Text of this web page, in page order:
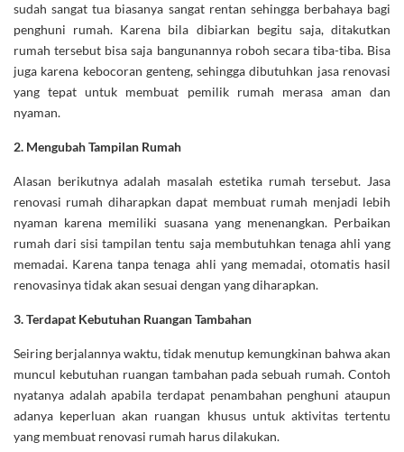
sudah sangat tua biasanya sangat rentan sehingga berbahaya bagi
penghuni rumah. Karena bila dibiarkan begitu saja, ditakutkan
rumah tersebut bisa saja bangunannya roboh secara tiba-tiba. Bisa
juga karena kebocoran genteng, sehingga dibutuhkan jasa renovasi
yang tepat untuk membuat pemilik rumah merasa aman dan
nyaman.
2. Mengubah Tampilan Rumah
Alasan berikutnya adalah masalah estetika rumah tersebut. Jasa
renovasi rumah diharapkan dapat membuat rumah menjadi lebih
nyaman karena memiliki suasana yang menenangkan. Perbaikan
rumah dari sisi tampilan tentu saja membutuhkan tenaga ahli yang
memadai. Karena tanpa tenaga ahli yang memadai, otomatis hasil
renovasinya tidak akan sesuai dengan yang diharapkan.
3.Terdapat Kebutuhan Ruangan Tambahan
Seiring berjalannya waktu, tidak menutup kemungkinan bahwa akan
muncul kebutuhan ruangan tambahan pada sebuah rumah. Contoh
nyatanya adalah apabila terdapat penambahan penghuni ataupun
adanya keperluan akan ruangan khusus untuk aktivitas tertentu
yang membuat renovasi rumah harus dilakukan.